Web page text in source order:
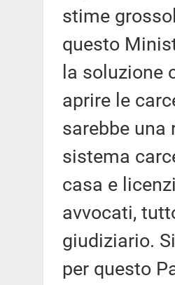
stime
questo
la soluzione
aprire le
sarebbe una
sistema
casa e
avvocati,
giudiziario.
per questo